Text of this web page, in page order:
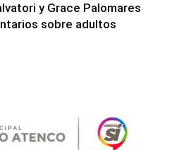
y Grace Palomares
sobre adultos